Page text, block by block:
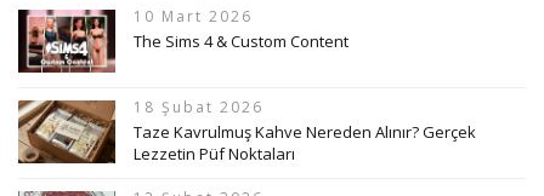
10 Mart 2026
The Sims 4 & Custom Content
18 Şubat 2026
Taze Kavrulmuş Kahve Nereden Alınır? Gerçek
Lezzetin Püf Noktaları